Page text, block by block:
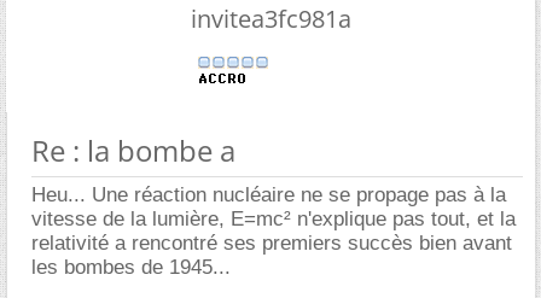
invitea3fc981a
Re : la bombe a
Heu... Une réaction nucléaire ne se propage pas à la
vitesse de la lumière, E=mc² n'explique pas tout, et la
relativité a rencontré ses premiers succès bien avant
les bombes de 1945...